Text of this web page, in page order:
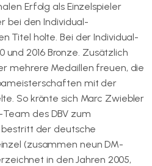
Erfolg als Einzelspieler
bei den Individual-
Titel holte. Bei der Individual-
und 2016 Bronze. Zusätzlich
mehrere Medaillen freuen, die
mit der
So krönte sich Marc Zwiebler
des DBV zum
bestritt der deutsche
(zusammen neun DM-
in den Jahren 2005,